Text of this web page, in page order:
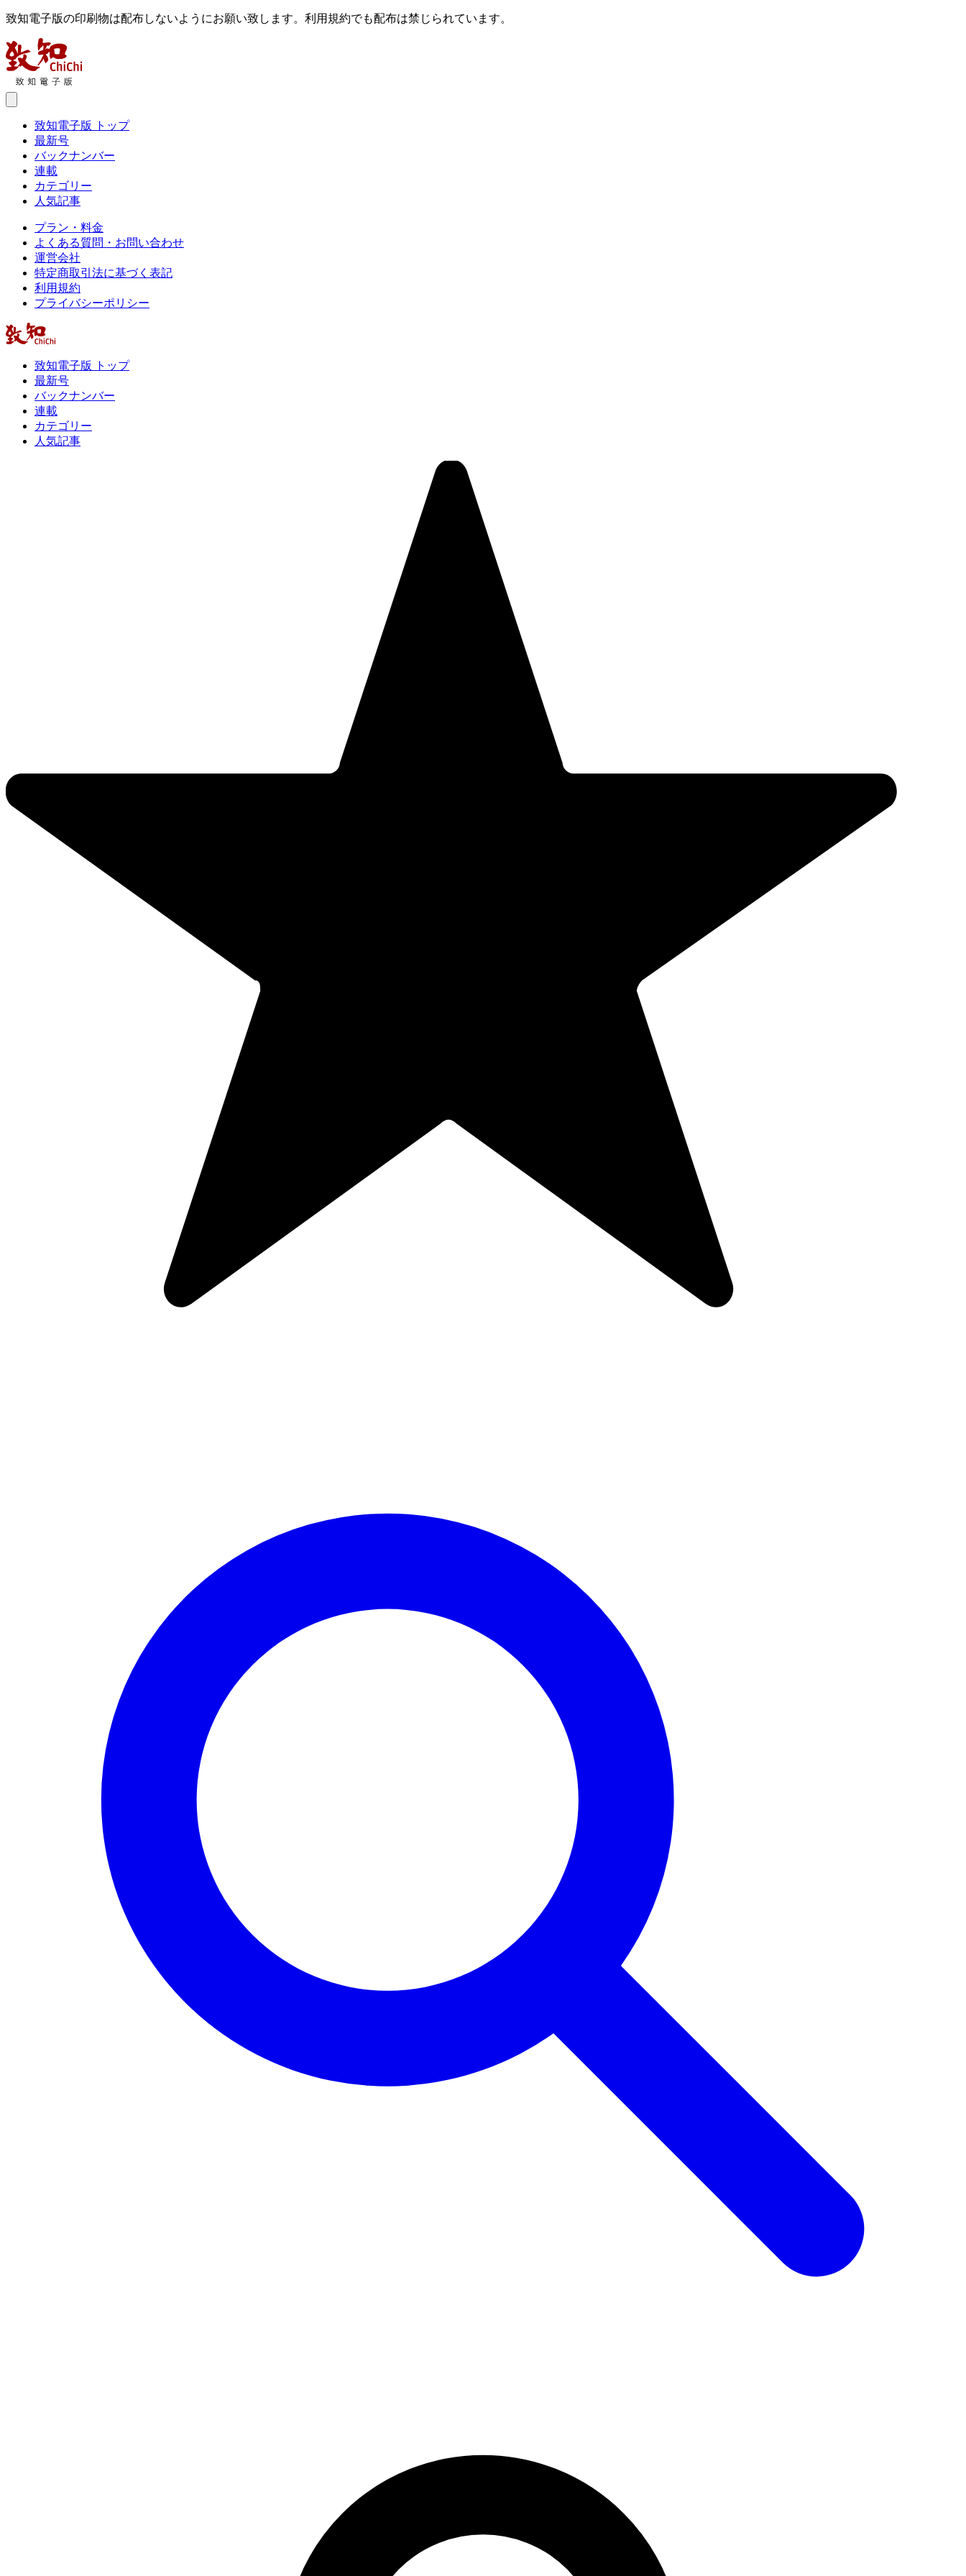
致知電子版の印刷物は配布しないようにお願い致します。利用規約でも配布は禁じられています。
致知電子版 トップ
最新号
バックナンバー
連載
カテゴリー
人気記事
プラン・料金
よくある質問・お問い合わせ
運営会社
特定商取引法に基づく表記
利用規約
プライバシーポリシー
致知電子版 トップ
最新号
バックナンバー
連載
カテゴリー
人気記事